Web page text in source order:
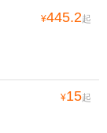
¥445.2起
¥15起